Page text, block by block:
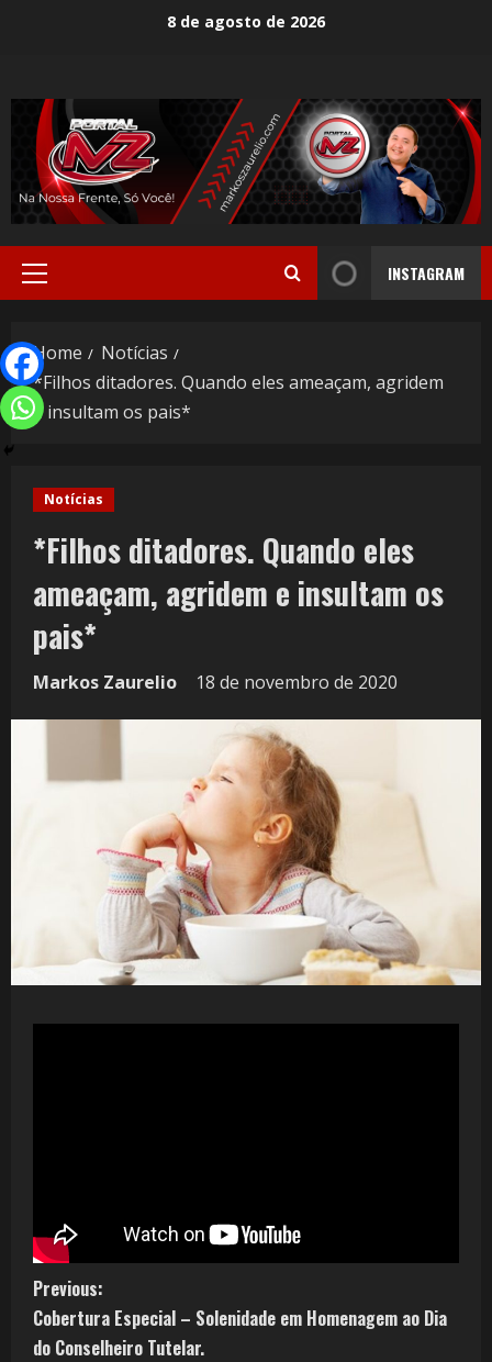
8 de agosto de 2026
INSTAGRAM
Home
Notícias
*Filhos ditadores. Quando eles ameaçam, agridem
e insultam os pais*
Notícias
*Filhos ditadores. Quando eles
ameaçam, agridem e insultam os
pais*
Markos Zaurelio 18 de novembro de 2020
Previous:
Cobertura Especial – Solenidade em Homenagem ao Dia
do Conselheiro Tutelar.